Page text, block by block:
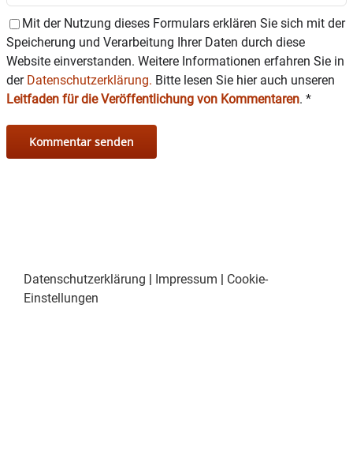
Mit der Nutzung dieses Formulars erklären Sie sich mit der
Speicherung und Verarbeitung Ihrer Daten durch diese
Website einverstanden. Weitere Informationen erfahren Sie in
der Datenschutzerklärung. Bitte lesen Sie hier auch unseren
Leitfaden für die Veröffentlichung von Kommentaren. *
Datenschutzerklärung | Impressum | Cookie-
Einstellungen